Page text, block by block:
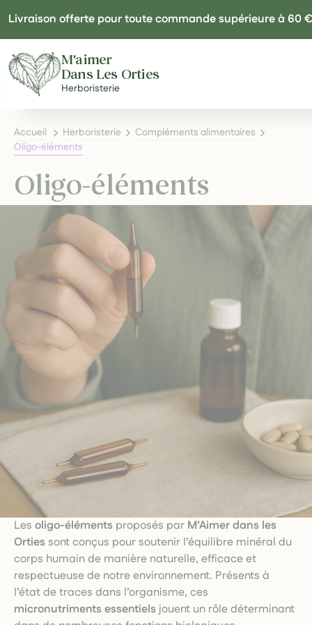
Livraison offerte pour toute commande supérieure à 60 €
M'aimer
Dans Les Orties
Herboristerie
Accueil Herboristerie
Compléments alimentaires
Oligo-éléments
Oligo-éléments
Les oligo-éléments proposés par M’Aimer dans les
Ortiessont conçus pour soutenir l’équilibre minéral du
corps humain de manière naturelle, efficace et
respectueuse de notre environnement. Présents à
l’état de traces dans l’organisme, ces
micronutriments essentielsjouent un rôle déterminant